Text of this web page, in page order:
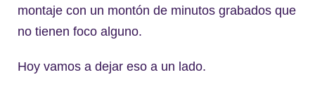
montaje con un montón de minutos grabados que
no tienen foco alguno.
Hoy vamos a dejar eso a un lado.